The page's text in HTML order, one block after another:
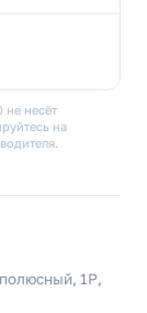
не несёт
на
1Р,